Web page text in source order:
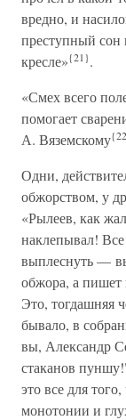
вредно, и
преступный сон
кресле»{21}.
«Смех всего
помогает
А. Вяземскому
Одни,
обжорством, у
«Рылеев, как
наклепывал! Все
выплеснуть —
обжора, а
Это, тогдашняя
бывало, в
вы, Александр
стаканов
это все для
монотонии и